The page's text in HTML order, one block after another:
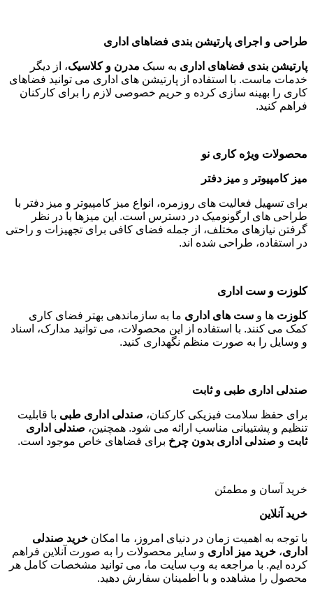
طراحی و اجرای پارتیشن بندی فضاهای اداری
پارتیشن بندی فضاهای اداری به سبک مدرن و کلاسیک، از دیگر
خدمات ماست. با استفاده از پارتیشن های اداری می توانید فضاهای
کاری را بهینه سازی کرده و حریم خصوصی لازم را برای کارکنان
فراهم کنید.
محصولات ویژه کاری نو
میز کامپیوتر و میز دفتر
برای تسهیل فعالیت های روزمره، انواع میز کامپیوتر و میز دفتر با
طراحی های ارگونومیک در دسترس است. این میزها با در نظر
گرفتن نیازهای مختلف، از جمله فضای کافی برای تجهیزات و راحتی
در استفاده، طراحی شده اند.
کلوزت و ست اداری
کلوزت ها و ست های اداری ما به سازماندهی بهتر فضای کاری
کمک می کنند. با استفاده از این محصولات، می توانید مدارک، اسناد
و وسایل را به صورت منظم نگهداری کنید.
صندلی اداری طبی و ثابت
برای حفظ سلامت فیزیکی کارکنان، صندلی اداری طبی با قابلیت
تنظیم و پشتیبانی مناسب ارائه می شود. همچنین، صندلی اداری
ثابت و صندلی اداری بدون چرخ برای فضاهای خاص موجود است.
خرید آسان و مطمئن
خرید آنلاین
با توجه به اهمیت زمان در دنیای امروز، ما امکان خرید صندلی
اداری، خرید میز اداری و سایر محصولات را به صورت آنلاین فراهم
کرده ایم. با مراجعه به وب سایت ما، می توانید مشخصات کامل هر
محصول را مشاهده و با اطمینان سفارش دهید.